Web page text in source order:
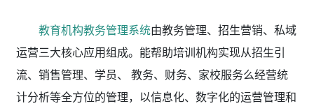
教育机构教务管理系统由教务管理、招生营销、私域
运营三大核心应用组成。能帮助培训机构实现从招生引
流、销售管理、学员、 教务、财务、家校服务么经营统
计分析等全方位的管理，以信息化、数字化的运营管理和